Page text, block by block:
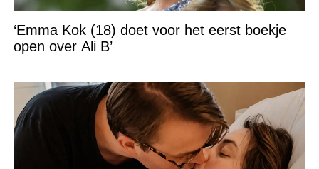
‘Emma Kok (18) doet voor het eerst boekje
open over Ali B’